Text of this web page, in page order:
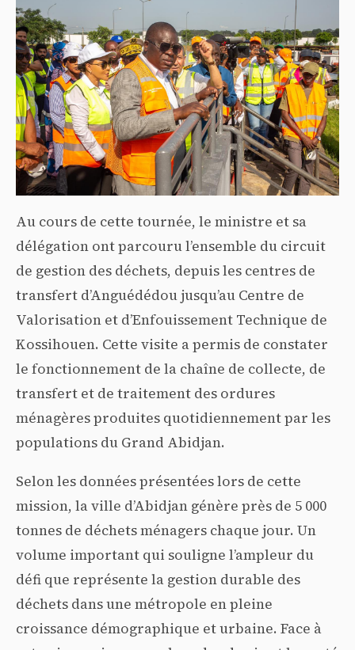
Au cours de cette tournée, le ministre et sa
délégation ont parcouru l’ensemble du circuit
de gestion des déchets, depuis les centres de
transfert d’Anguédédou jusqu’au Centre de
Valorisation et d’Enfouissement Technique de
Kossihouen. Cette visite a permis de constater
le fonctionnement de la chaîne de collecte, de
transfert et de traitement des ordures
ménagères produites quotidiennement par les
populations du Grand Abidjan.
Selon les données présentées lors de cette
mission, la ville d’Abidjan génère près de 5 000
tonnes de déchets ménagers chaque jour. Un
volume important qui souligne l’ampleur du
défi que représente la gestion durable des
déchets dans une métropole en pleine
croissance démographique et urbaine. Face à